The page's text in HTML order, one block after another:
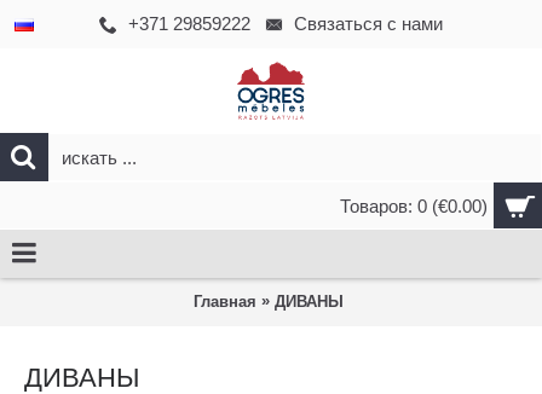
+371 29859222 Связаться с нами
Товаров: 0 (€0.00)
Главная » ДИВАНЫ
ДИВАНЫ